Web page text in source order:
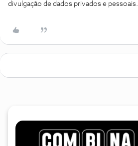
divulgação de dados privados e pessoais.